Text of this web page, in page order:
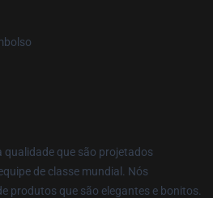
qualidade que são projetados
de classe mundial. Nós
produtos que são elegantes e bonitos.